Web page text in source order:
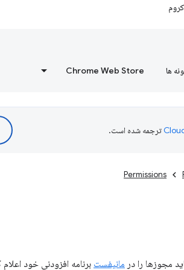
ها Chrome Web Store
ترجمه شده است.
Permissions
مانیفست برنامه افزودنی خود